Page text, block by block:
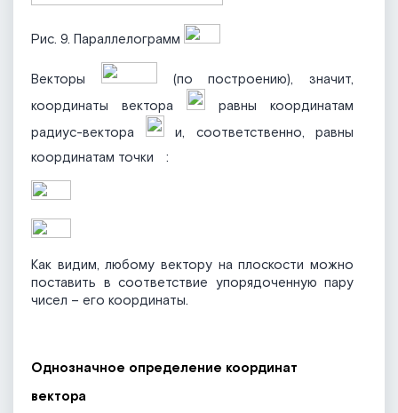
Рис. 9. Параллелограмм
Векторы
(по построению), значит,
координаты вектора
равны координатам
радиус-вектора
и, соответственно, равны
координатам точки
:
Как видим, любому вектору на плоскости можно
поставить в соответствие упорядоченную пару
чисел – его координаты.
Однозначное определение координат
вектора